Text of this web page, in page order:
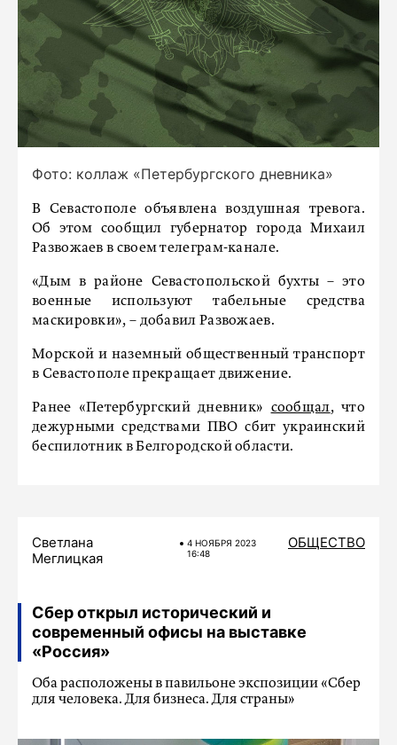
Фото: коллаж «Петербургского дневника»
В Севастополе объявлена воздушная тревога.
Об этом сообщил губернатор города Михаил
Развожаев в своем телеграм-канале.
«Дым в районе Севастопольской бухты – это
военные используют табельные средства
маскировки», – добавил Развожаев.
Морской и наземный общественный транспорт
в Севастополе прекращает движение.
Ранее «Петербургский дневник» сообщал, что
дежурными средствами ПВО сбит украинский
беспилотник в Белгородской области.
Светлана
Меглицкая
4 НОЯБРЯ 2023
16:48
ОБЩЕСТВО
Сбер открыл исторический и
современный офисы на выставке
«Россия»
Оба расположены в павильоне экспозиции «Сбер
для человека. Для бизнеса. Для страны»